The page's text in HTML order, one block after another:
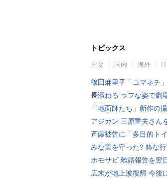
トピックス
主要 国内 海外
篠田麻里子「コマネチ
長濱ねる ラフな姿で劇
「地面師たち」新作の
アジカン 三原重夫さん
斉藤被告に「多目的トイ
みな実を守った? 粋な
ホモサピ 離婚報告を翌
広末が地上波復帰 今後